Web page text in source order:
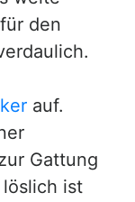
den
auf.
Gattung
ist